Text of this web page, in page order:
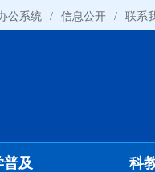
公系统 / 信息公开 / 联系
普及 科